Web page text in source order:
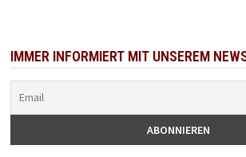
IMMER INFORMIERT MIT UNSEREM